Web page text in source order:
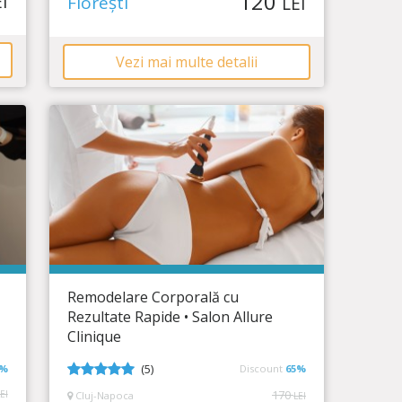
Vezi mai multe detalii
Salon Allure - Clinique de Beaute
Timp Rămas
18:16:49
Elimină celulita și tonifiază-ți pielea!
Remodelare Corporala
Remodelare Corporală cu
Rezultate Rapide • Salon Allure
Clinique
5 din 5
(5) Discount 65%
Cluj-Napoca
170LEI